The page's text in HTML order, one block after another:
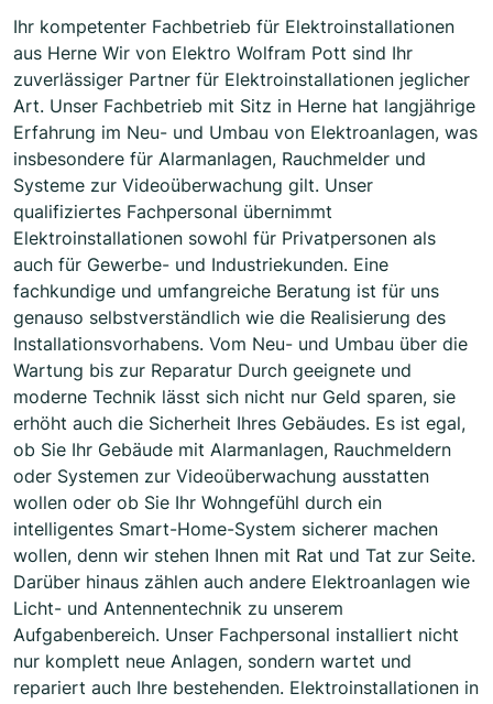
Ihr kompetenter Fachbetrieb für Elektroinstallationen
aus Herne Wir von Elektro Wolfram Pott sind Ihr
zuverlässiger Partner für Elektroinstallationen jeglicher
Art. Unser Fachbetrieb mit Sitz in Herne hat langjährige
Erfahrung im Neu- und Umbau von Elektroanlagen, was
insbesondere für Alarmanlagen, Rauchmelder und
Systeme zur Videoüberwachung gilt. Unser
qualifiziertes Fachpersonal übernimmt
Elektroinstallationen sowohl für Privatpersonen als
auch für Gewerbe- und Industriekunden. Eine
fachkundige und umfangreiche Beratung ist für uns
genauso selbstverständlich wie die Realisierung des
Installationsvorhabens. Vom Neu- und Umbau über die
Wartung bis zur Reparatur Durch geeignete und
moderne Technik lässt sich nicht nur Geld sparen, sie
erhöht auch die Sicherheit Ihres Gebäudes. Es ist egal,
ob Sie Ihr Gebäude mit Alarmanlagen, Rauchmeldern
oder Systemen zur Videoüberwachung ausstatten
wollen oder ob Sie Ihr Wohngefühl durch ein
intelligentes Smart-Home-System sicherer machen
wollen, denn wir stehen Ihnen mit Rat und Tat zur Seite.
Darüber hinaus zählen auch andere Elektroanlagen wie
Licht- und Antennentechnik zu unserem
Aufgabenbereich. Unser Fachpersonal installiert nicht
nur komplett neue Anlagen, sondern wartet und
repariert auch Ihre bestehenden. Elektroinstallationen in